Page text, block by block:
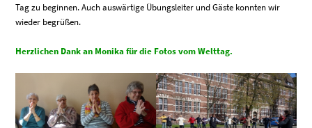
Tag zu beginnen. Auch auswärtige Übungsleiter und Gäste konnten wir
wieder begrüßen.
Herzlichen Dank an Monika für die Fotos vom Welttag.